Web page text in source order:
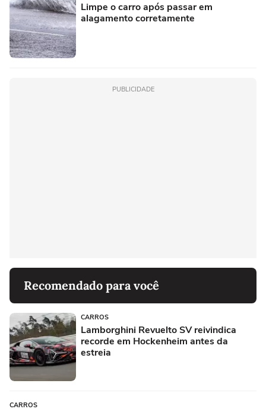
Limpe o carro após passar em
alagamento corretamente
PUBLICIDADE
Recomendado para você
CARROS
Lamborghini Revuelto SV reivindica
recorde em Hockenheim antes da
estreia
CARROS